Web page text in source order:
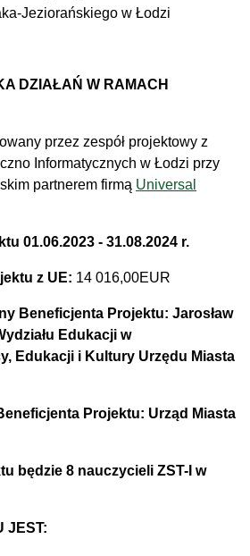
Jeziorańskiego w Łodzi
DZIAŁAŃ W RAMACH
przez zespół projektowy z
Informatycznych w Łodzi przy
partnerem firmą Universal
01.06.2023 - 31.08.2024 r.
z UE: 14 016,00EUR
Beneficjenta Projektu: Jarosław
Edukacji w
Edukacji i Kultury Urzędu Miasta
Projektu: Urząd Miasta
będzie 8 nauczycieli ZST-I w
JEST: